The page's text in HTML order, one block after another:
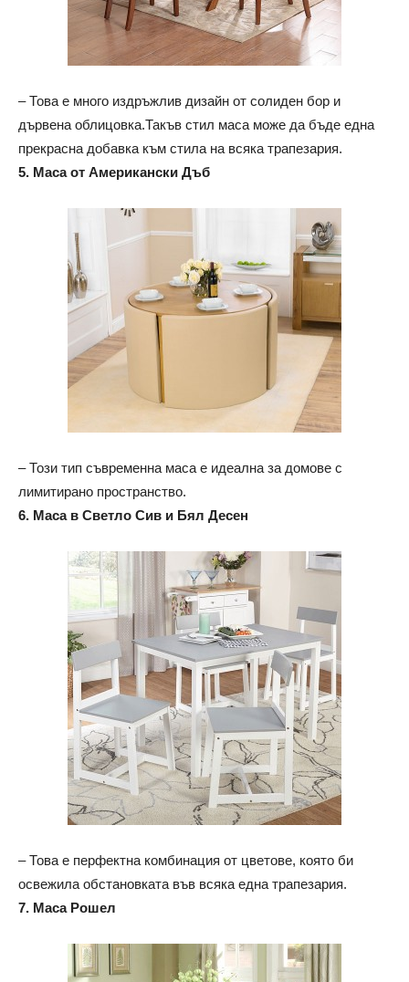
– Това е много издръжлив дизайн от солиден бор и
дървена облицовка.Такъв стил маса може да бъде една
прекрасна добавка към стила на всяка трапезария.
5. Маса от Американски Дъб
– Този тип съвременна маса е идеална за домове с
лимитирано пространство.
6. Маса в Светло Сив и Бял Десен
– Това е перфектна комбинация от цветове, която би
освежила обстановката във всяка една трапезария.
7. Маса Рошел